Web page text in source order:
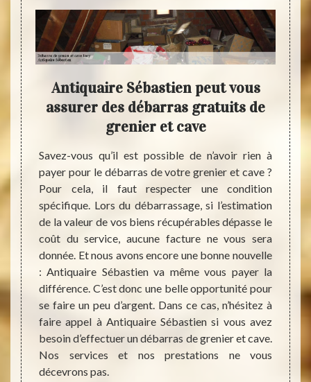
offrir
de
une
vous
qui
nous
de
de
Antiquaire Sébastien peut vous
assurer des débarras gratuits de
grenier et cave
Savez-vous qu’il est possible de n’avoir rien à
payer pour le débarras de votre grenier et cave ?
Pour cela, il faut respecter une condition
spécifique. Lors du débarrassage, si l’estimation
de la valeur de vos biens récupérables dépasse le
coût du service, aucune facture ne vous sera
donnée. Et nous avons encore une bonne nouvelle
: Antiquaire Sébastien va même vous payer la
différence. C’est donc une belle opportunité pour
se faire un peu d’argent. Dans ce cas, n’hésitez à
faire appel à Antiquaire Sébastien si vous avez
besoin d’effectuer un débarras de grenier et cave.
Nos services et nos prestations ne vous
décevrons pas.
une
des
et